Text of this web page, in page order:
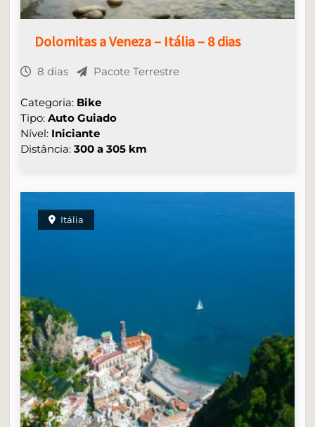
Dolomitas a Veneza – Itália – 8 dias
8 dias Pacote Terrestre
Categoria: Bike
Tipo:Auto Guiado
Nível: Iniciante
Distância:300 a 305 km
Itália